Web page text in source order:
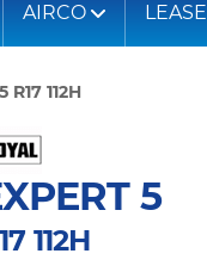
AIRCO LEASE
R17 112H
5
112H